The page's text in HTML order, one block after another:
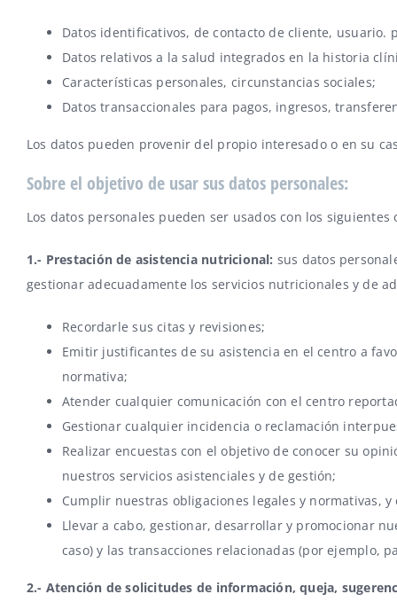
Datos identificativos, de contacto de cliente, usuario.
Datos relativos a la salud integrados en la historia
Características personales, circunstancias sociales;
Datos transaccionales para pagos, ingresos,
Los datos pueden provenir del propio interesado o en su
Sobre el objetivo de usar sus datos personales:
Los datos personales pueden ser usados con los siguientes
1.- Prestación de asistencia nutricional: sus datos
gestionar adecuadamente los servicios nutricionales y de
Recordarle sus citas y revisiones;
Emitir justificantes de su asistencia en el centro a
normativa;
Atender cualquier comunicación con el centro
Gestionar cualquier incidencia o reclamación
Realizar encuestas con el objetivo de conocer su
nuestros servicios asistenciales y de gestión;
Cumplir nuestras obligaciones legales y normativas,
Llevar a cabo, gestionar, desarrollar y promocionar
caso) y las transacciones relacionadas (por ejemplo,
2.- Atención de solicitudes de información, queja,